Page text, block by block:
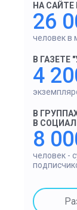
НА САЙТЕ
26
человек в
В ГАЗЕТЕ
4
В
В
8
человек -